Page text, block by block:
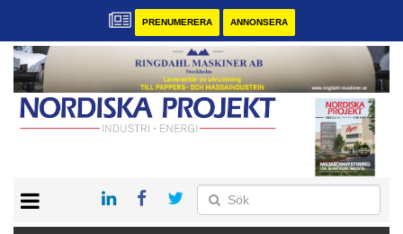
PRENUMERERA ANNONSERA